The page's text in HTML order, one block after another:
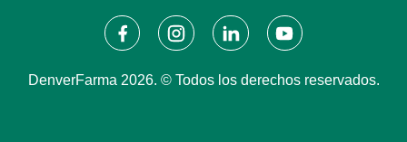
DenverFarma 2026. © Todos los derechos reservados.